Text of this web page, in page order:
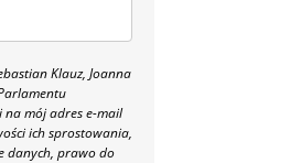
Klauz, Joanna
na mój adres e-mail
ich sprostowania,
danych, prawo do